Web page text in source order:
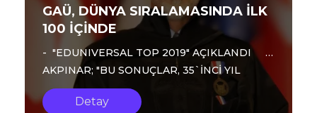
GAÜ, DÜNYA SIRALAMASINDA İLK
100 İÇİNDE
- "EDUNIVERSAL TOP 2019" AÇIKLANDI -
AKPINAR; "BU SONUÇLAR, 35`İNCİ YIL
PERSPEKTİFİMİZİN YÜCE PARLAKLIĞINDA
GÖZ ... Detay